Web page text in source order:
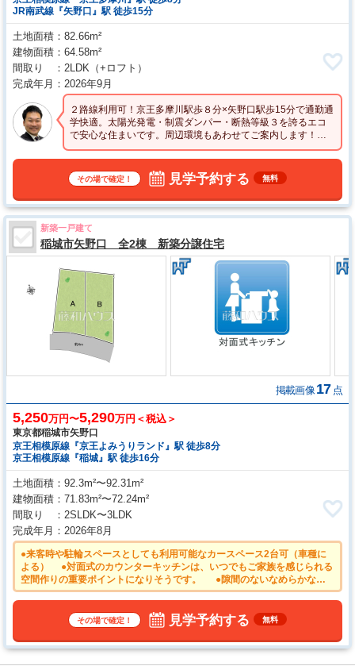
JR南武線『矢野口』駅 徒歩15分
土地面積
82.66m²
建物面積
64.58m²
間取り
2LDK （+ロフト）
完成年月
2026年9月
２路線利用可！京王多摩川駅歩８分×矢野口駅歩15分で通勤通
学快適。太陽光発電・制震ダンパー・断熱等級３を誇るエコ
で安心な住まいです。周辺環境もあわせてご案内します！詳
細はお気軽にお問い合わせ下さい♪
その場で確定！ 見学予約する 無料
新築一戸建て
稲城市矢野口 全2棟 新築分譲住宅
掲載画像 17 点
5,250万円〜5,290万円＜税込＞
東京都稲城市矢野口
京王相模原線『京王よみうりランド』駅 徒歩8分
京王相模原線『稲城』駅 徒歩16分
土地面積
92.3m²〜92.31m²
建物面積
71.83m²〜72.24m²
間取り
2SLDK〜3LDK
完成年月
2026年8月
●来客時や駐輪スペースとしても利用可能なカースペース2台可（車種に
よる） ●対面式のカウンターキッチンは、いつでもご家族を感じられる
空間作りの重要ポイントになりそうです。 ●隙間のないなめらかな人
造大理石の一体型システムキッチン ●いつでもおいしいお水が飲める
で、疲れたからだを癒してあげて下さい。
その場で確定！ 見学予約する 無料